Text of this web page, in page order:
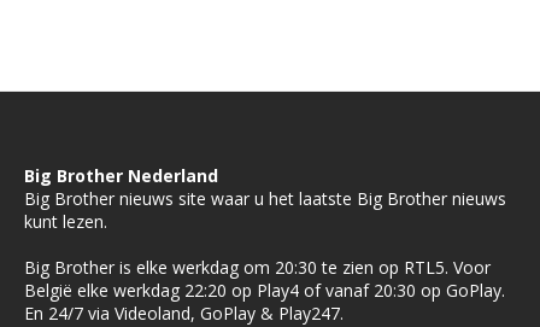
Big Brother Nederland
Big Brother nieuws site waar u het laatste Big Brother nieuws
kunt lezen.
Big Brother is elke werkdag om 20:30 te zien op RTL5. Voor
België elke werkdag 22:20 op Play4 of vanaf 20:30 op GoPlay.
En 24/7 via Videoland, GoPlay & Play247.